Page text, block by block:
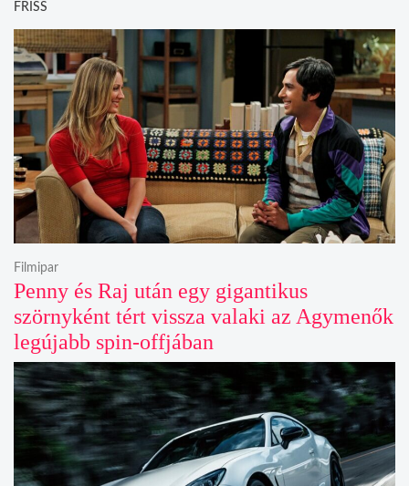
FRISS
Penny és Raj után egy gigantikus
szörnyként tért vissza valaki az Agymenők
legújabb spin-offjában
Filmipar